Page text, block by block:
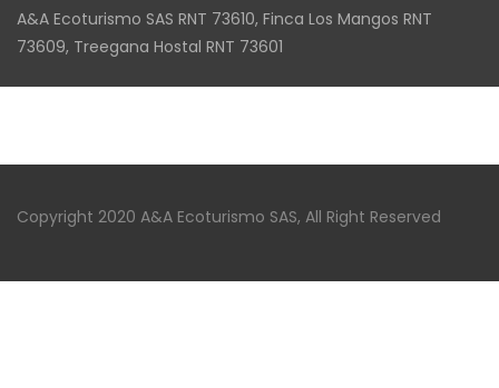
A&A Ecoturismo SAS RNT 73610, Finca Los Mangos RNT
73609, Treegana Hostal RNT 73601
Copyright 2020 A&A Ecoturismo SAS, All Right Reserved